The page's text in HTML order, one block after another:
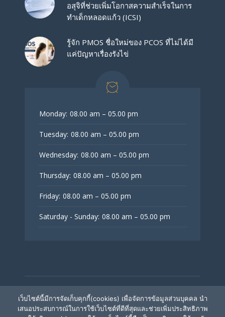
อสุจิที่ช่วยเพิ่มโอกาสความสำเร็จในการ
ทำเด็กหลอดแก้ว (ICSI)
รู้จัก PMOS ชื่อใหม่ของ PCOS ที่ไม่ได้มี
แค่ปัญหาเรื่องรังไข่
Monday: 08.00 am – 05.00 pm
Tuesday: 08.00 am – 05.00 pm
Wednesday: 08.00 am – 05.00 pm
Thursday: 08.00 am – 05.00 pm
Friday: 08.00 am – 05.00 pm
Saturday - Sunday: 08.00 am – 05.00 pm
© V Fertility Thailand
เว็บไซต์นี้มีการจัดเก็บคุกกี้(cookies) เพื่อจัดการข้อมูลส่วนบุคคล นำ
เสนอประสบการณ์ในการใช้เว็บไซต์ที่ดีที่สุดและช่วยเพิ่มประสิทธิภาพ